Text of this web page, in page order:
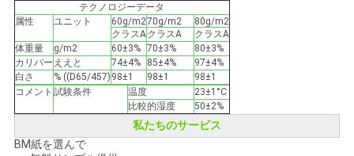
件
地
図
テクノロジーデータ
属性
ユニット 60g/m270g/m2
80g/m2
クラスAクラスA
クラスA
体重量
g/m2 60±3% 70±3%
80±3%
カリパー ええと 74±4% 85±4%
97±4%
白さ
% ((D65/457) 98±1 98±1
98±1
コメント 試験条件 温度
23±1°C
比較的湿度
50±2%
私たちのサービス
BM紙を選んで